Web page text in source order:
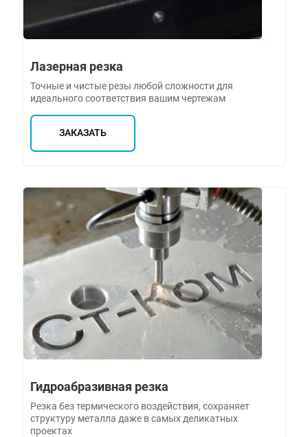
Лазерная резка
Точные и чистые резы любой сложности для
идеального соответствия вашим чертежам
ЗАКАЗАТЬ
Гидроабразивная резка
Резка без термического воздействия, сохраняет
структуру металла даже в самых деликатных
проектах